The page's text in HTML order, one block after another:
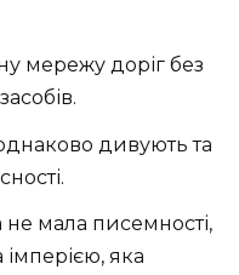
мережу доріг без
дивують та
не мала писемності,
яка